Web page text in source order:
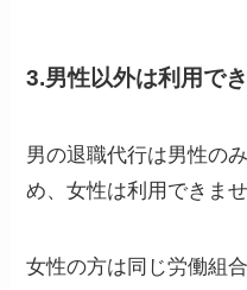
3.男性以外は利用で
男の退職代行は男性の
め、女性は利用できませ
女性の方は同じ労働組